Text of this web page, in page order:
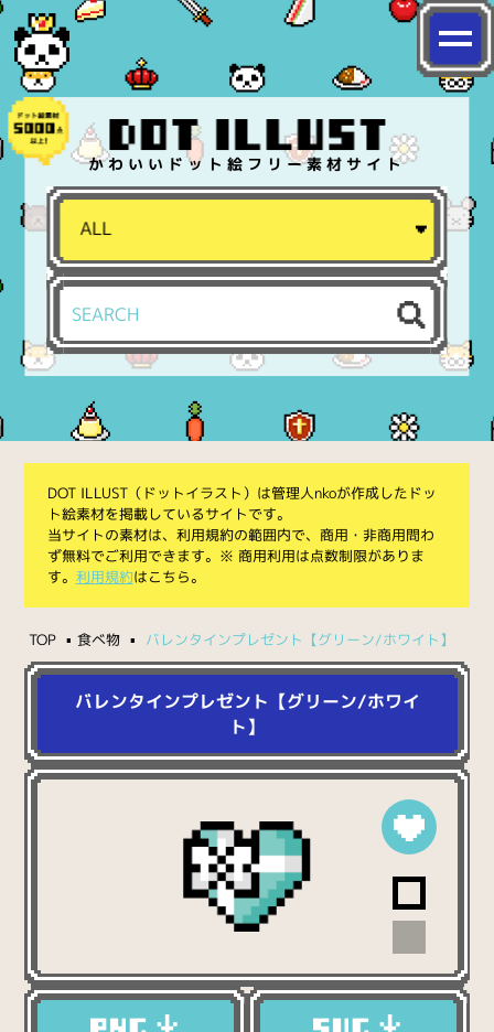
かわいいドット絵フリー素材サイト
DOT ILLUST（ドットイラスト）は管理人nkoが作成したドッ
ト絵素材を掲載しているサイトです。
当サイトの素材は、利用規約の範囲内で、商用・非商用問わ
ず無料でご利用できます。※ 商用利用は点数制限がありま
す。 利用規約はこちら。
TOP 食べ物 バレンタインプレゼント【グリーン/ホワイト】
バレンタインプレゼント【グリーン/ホワイ
ト】